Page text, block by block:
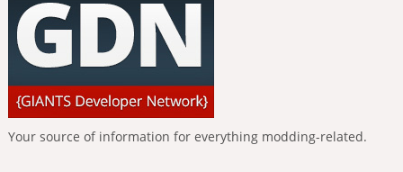
Your source of information for everything modding-related.